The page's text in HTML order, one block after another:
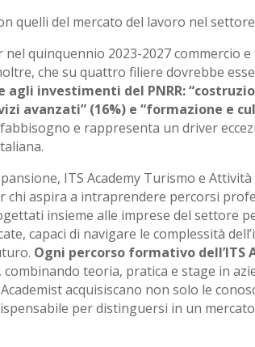
quelli del mercato del lavoro nel
nel quinquennio 2023-2027 commercio
che su quattro filiere dovrebbe
investimenti del PNRR:
avanzati” (16%) e “formazione e
e rappresenta un driver
ITS Academy Turismo e
aspira a intraprendere percorsi
insieme alle imprese del settore
capaci di navigare le complessità
Ogni percorso formativo dell’ITS
combinando teoria, pratica e stage in
acquisiscano non solo le
per distinguersi in un